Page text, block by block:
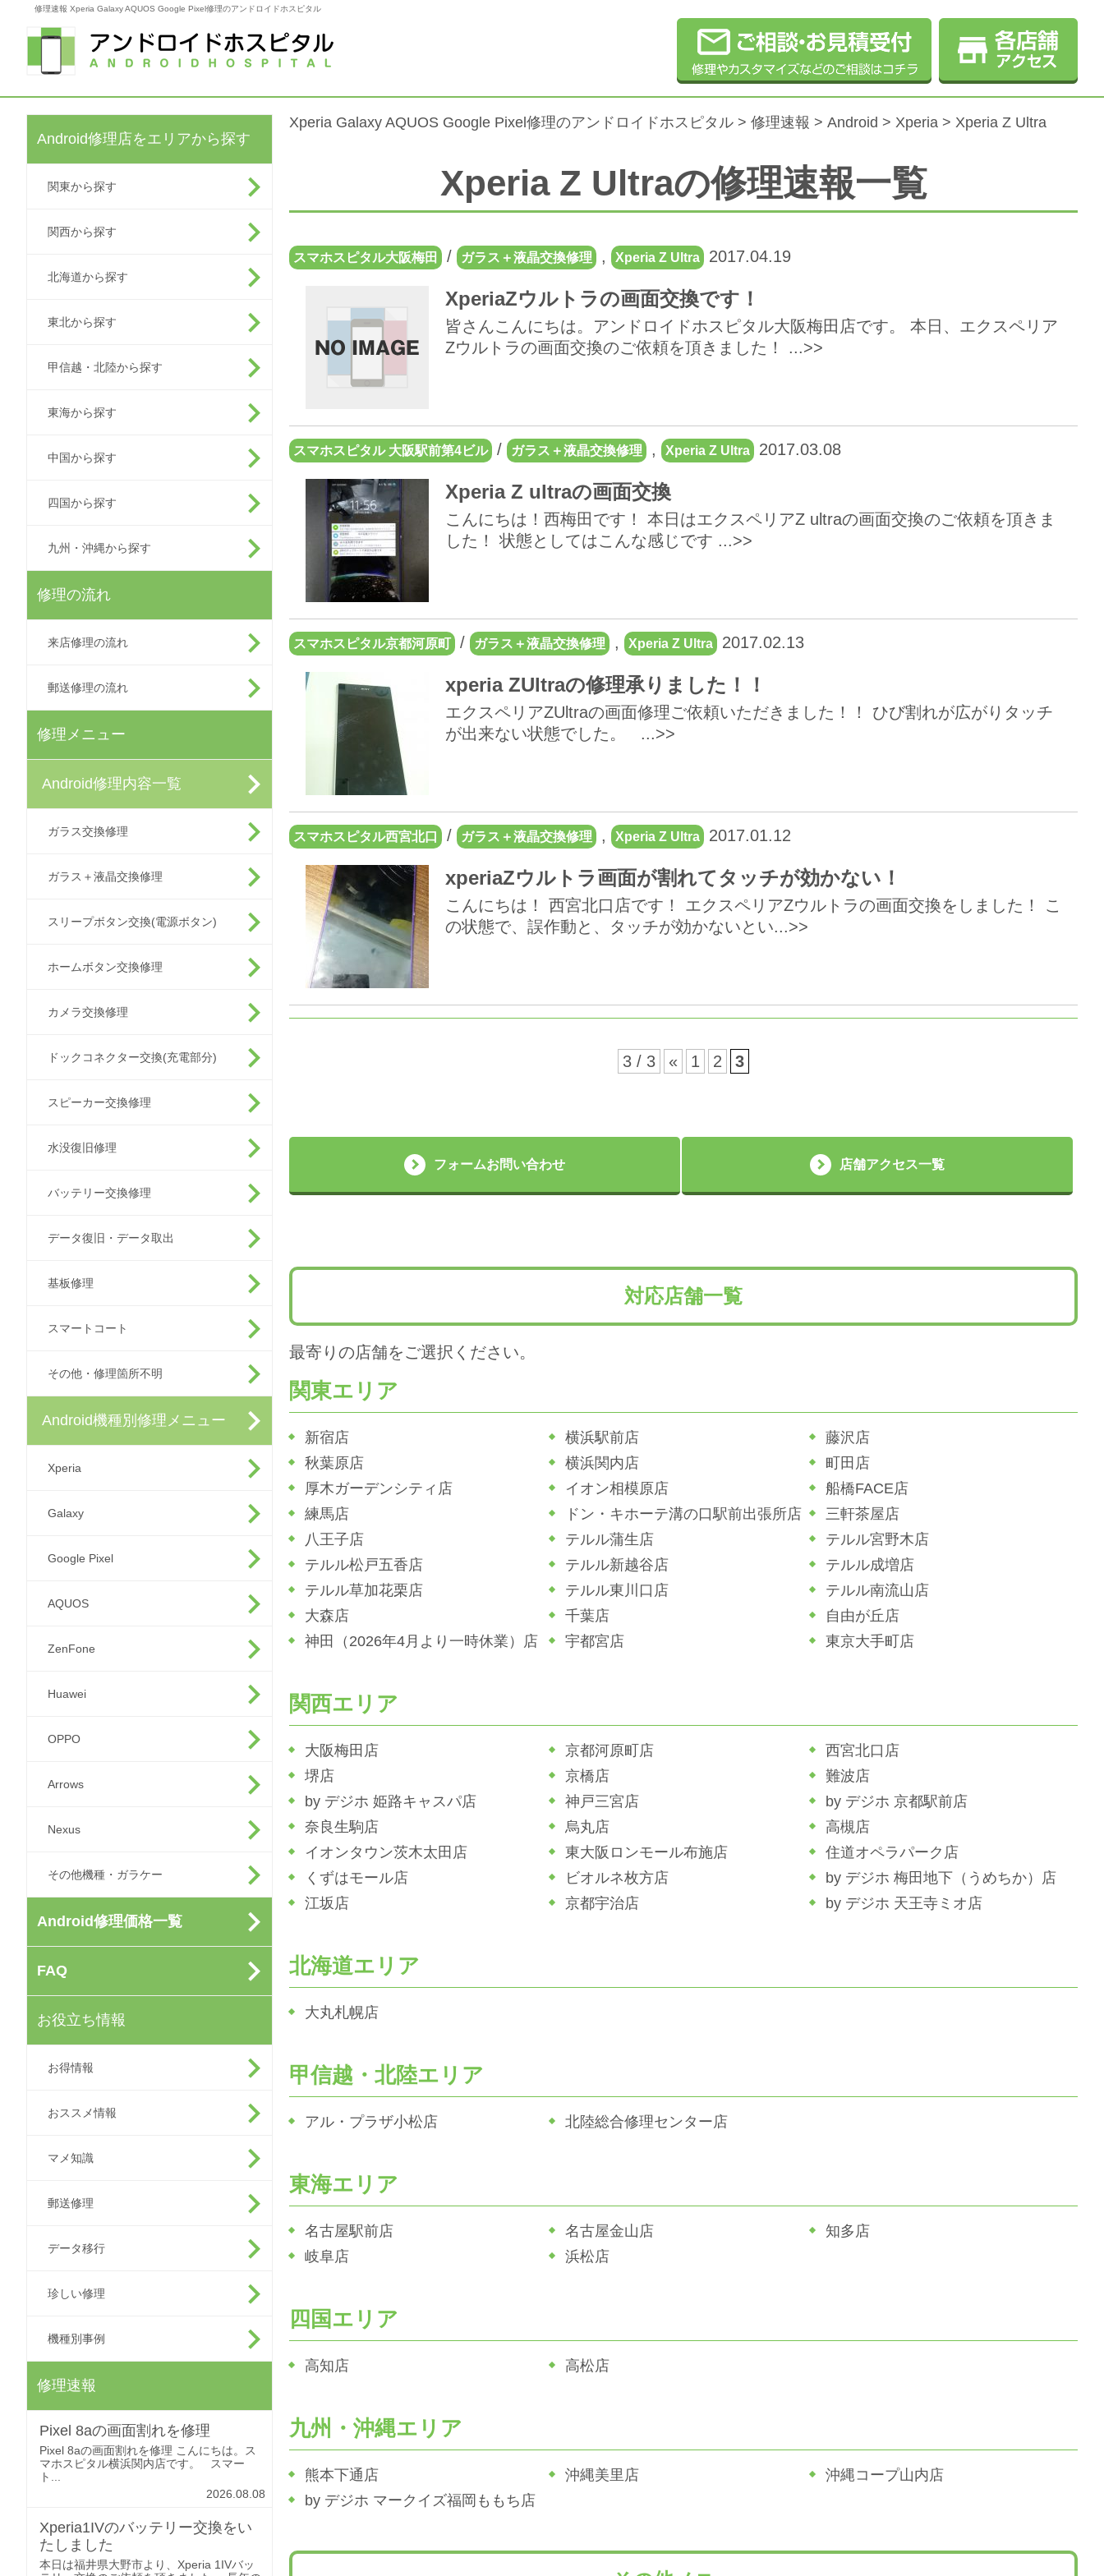
修理速報 Xperia Galaxy AQUOS Google Pixel修理のアンドロイドホスピタル
Android修理店をエリアから探す
関東から探す
関西から探す
北海道から探す
東北から探す
甲信越・北陸から探す
東海から探す
中国から探す
四国から探す
九州・沖縄から探す
修理の流れ
来店修理の流れ
郵送修理の流れ
修理メニュー
Android修理内容一覧
ガラス交換修理
ガラス＋液晶交換修理
スリープボタン交換(電源ボタン)
ホームボタン交換修理
カメラ交換修理
ドックコネクター交換(充電部分)
スピーカー交換修理
水没復旧修理
バッテリー交換修理
データ復旧・データ取出
基板修理
スマートコート
その他・修理箇所不明
Android機種別修理メニュー
Xperia
Galaxy
Google Pixel
AQUOS
ZenFone
Huawei
OPPO
Arrows
Nexus
その他機種・ガラケー
Android修理価格一覧
FAQ
お役立ち情報
お得情報
おススメ情報
マメ知識
郵送修理
データ移行
珍しい修理
機種別事例
修理速報
Pixel 8aの画面割れを修理
Pixel 8aの画面割れを修理 こんにちは。ス
マホスピタル横浜関内店です。 スマー
ト...
2026.08.08
Xperia1IVのバッテリー交換をい
たしました
本日は福井県大野市より、Xperia 1IVバッ
Xperia Galaxy AQUOS Google Pixel修理のアンドロイドホスピタル > 修理速報 > Android > Xperia > Xperia Z Ultra
Xperia Z Ultraの修理速報一覧
スマホスピタル大阪梅田 / ガラス＋液晶交換修理 , Xperia Z Ultra 2017.04.19
XperiaZウルトラの画面交換です！
皆さんこんにちは。アンドロイドホスピタル大阪梅田店です。 本日、エクスペリア
Zウルトラの画面交換のご依頼を頂きました！ ...>>
スマホスピタル 大阪駅前第4ビル / ガラス＋液晶交換修理 , Xperia Z Ultra 2017.03.08
Xperia Z ultraの画面交換
こんにちは！西梅田です！ 本日はエクスペリアZ ultraの画面交換のご依頼を頂きま
した！ 状態としてはこんな感じです ...>>
スマホスピタル京都河原町 / ガラス＋液晶交換修理 , Xperia Z Ultra 2017.02.13
xperia ZUltraの修理承りました！！
エクスペリアZUltraの画面修理ご依頼いただきました！！ ひび割れが広がりタッチ
が出来ない状態でした。 ...>>
スマホスピタル西宮北口 / ガラス＋液晶交換修理 , Xperia Z Ultra 2017.01.12
xperiaZウルトラ画面が割れてタッチが効かない！
こんにちは！ 西宮北口店です！ エクスペリアZウルトラの画面交換をしました！ こ
の状態で、誤作動と、タッチが効かないとい...>>
3 / 3 « 1 2 3
フォームお問い合わせ 店舗アクセス一覧
対応店舗一覧
最寄りの店舗をご選択ください。
関東エリア
新宿店 横浜駅前店
藤沢店
秋葉原店
横浜関内店
町田店
厚木ガーデンシティ店
イオン相模原店
船橋FACE店
練馬店
ドン・キホーテ溝の口駅前出張所店
三軒茶屋店
八王子店
テルル蒲生店
テルル宮野木店
テルル松戸五香店
テルル新越谷店
テルル成増店
テルル草加花栗店
テルル東川口店
テルル南流山店
大森店
千葉店
自由が丘店
神田（2026年4月より一時休業）店
宇都宮店 東京大手町店
関西エリア
大阪梅田店 京都河原町店
西宮北口店
堺店
京橋店
難波店
by デジホ 姫路キャスパ店
神戸三宮店
by デジホ 京都駅前店
奈良生駒店
烏丸店
高槻店
イオンタウン茨木太田店
東大阪ロンモール布施店
住道オペラパーク店
くずはモール店
ビオルネ枚方店
by デジホ 梅田地下（うめちか）店
江坂店
京都宇治店 by デジホ 天王寺ミオ店
北海道エリア
大丸札幌店
甲信越・北陸エリア
アル・プラザ小松店 北陸総合修理センター店
東海エリア
名古屋駅前店 名古屋金山店
知多店
岐阜店
浜松店
四国エリア
高知店 高松店
九州・沖縄エリア
熊本下通店 沖縄美里店
沖縄コープ山内店
by デジホ マークイズ福岡ももち店